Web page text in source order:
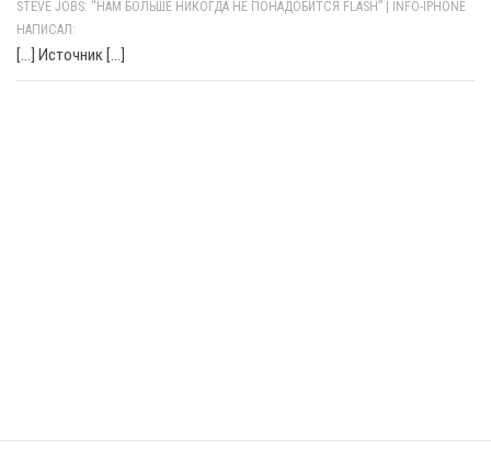
STEVE JOBS: “НАМ БОЛЬШЕ НИКОГДА НЕ ПОНАДОБИТСЯ FLASH” | INFO-IPHONE
НАПИСАЛ:
[…] Источник […]